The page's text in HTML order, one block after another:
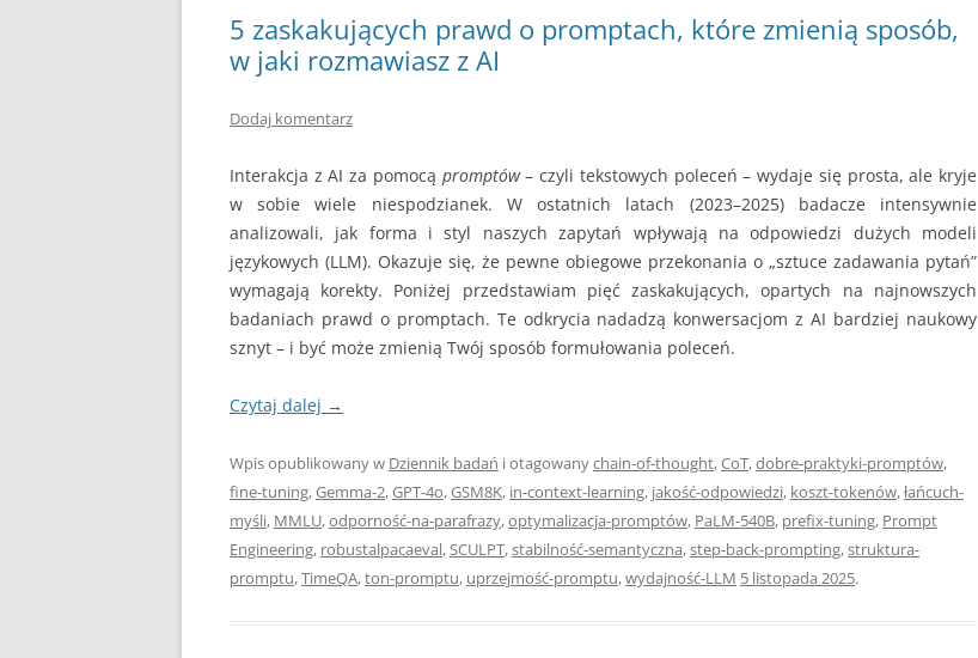
5 zaskakujących prawd o promptach, które zmienią sposób,
w jaki rozmawiasz z AI
Dodaj komentarz
Interakcja z AI za pomocą promptów– czyli tekstowych poleceń – wydaje się prosta, ale kryje
w sobie wiele niespodzianek. W ostatnich latach (2023–2025) badacze intensywnie
analizowali, jak forma i styl naszych zapytań wpływają na odpowiedzi dużych modeli
językowych (LLM). Okazuje się, że pewne obiegowe przekonania o „sztuce zadawania pytań”
wymagają korekty. Poniżej przedstawiam pięć zaskakujących, opartych na najnowszych
badaniach prawd o promptach. Te odkrycia nadadzą konwersacjom z AI bardziej naukowy
sznyt – i być może zmienią Twój sposób formułowania poleceń.
Czytaj dalej →
Wpis opublikowany w Dziennik badań i otagowanychain-of-thought,CoT,dobre-praktyki-promptów,
fine-tuning,Gemma-2,GPT-4o,GSM8K, in-context-learning, jakość-odpowiedzi, koszt-tokenów,łańcuch-
myśli, MMLU,odporność-na-parafrazy,optymalizacja-promptów, PaLM-540B, prefix-tuning, Prompt
Engineering, robustalpacaeval,SCULPT,stabilność-semantyczna,step-back-prompting,struktura-
promptu,TimeQA,ton-promptu, uprzejmość-promptu,wydajność-LLM 5 listopada 2025.